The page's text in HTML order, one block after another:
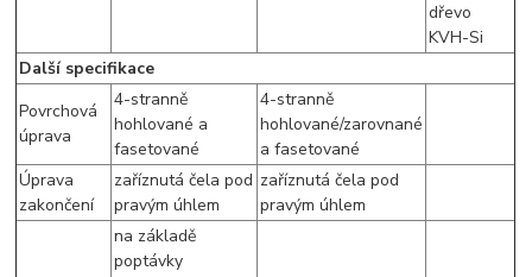
dřevo
KVH-Si
Další specifikace
Povrchová
úprava
4-stranně
hohlované a
fasetované
4-stranně
hohlované/zarovnané
a fasetované
Úprava
zakončení
zaříznutá čela pod
pravým úhlem
zaříznutá čela pod
pravým úhlem
na základě
poptávky